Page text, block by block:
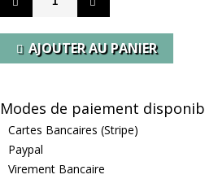
AJOUTER AU PANIER
Modes de paiement
Cartes Bancaires (Stripe)
Paypal
Virement Bancaire